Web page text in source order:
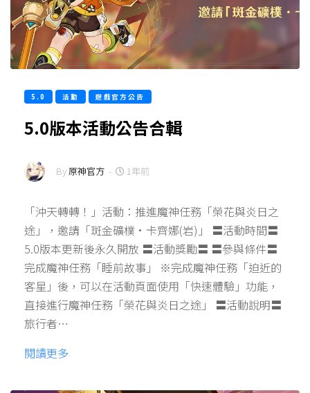
5.0 活動 遊戲官方公告
5.0版本活動公告合輯
By 原神官方 - 1年前
「沖天轉轉！」活動：推進魔神任務「榮花與炎日之
途」，邀請「斑金礦樸·卡齊娜(岩)」 〓活動時間〓
5.0版本更新後永久開放 〓活動獎勵〓 〓參與條件〓
完成魔神任務「睡前故事」 ※完成魔神任務「迫近的
客星」後，可以在活動頁面使用「快速體驗」功能，
直接進行魔神任務「榮花與炎日之途」 〓活動說明〓
旅行者…
閱讀更多